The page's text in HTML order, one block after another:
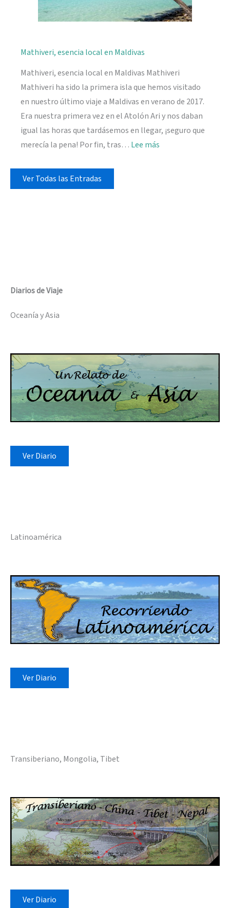
Mathiveri, esencia local en Maldivas
Mathiveri, esencia local en Maldivas Mathiveri
Mathiveri ha sido la primera isla que hemos visitado
en nuestro último viaje a Maldivas en verano de 2017.
Era nuestra primera vez en el Atolón Ari y nos daban
igual las horas que tardásemos en llegar, ¡seguro que
merecía la pena! Por fin, tras… Lee más
Ver Todas las Entradas
Diarios de Viaje
Oceanía y Asia
Ver Diario
Latinoamérica
Ver Diario
Transiberiano, Mongolia, Tibet
Ver Diario